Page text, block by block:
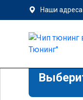
Наши адреса